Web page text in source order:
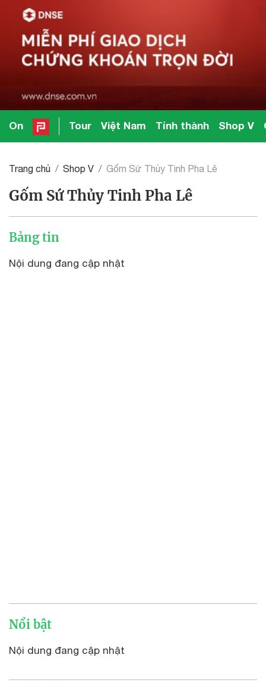
On Tour Việt Nam Tỉnh thành Shop V
Trang chủ Shop V Gốm Sứ Thủy Tinh Pha Lê
Gốm Sứ Thủy Tinh Pha Lê
Bảng tin
Nội dung đang cập nhật
Nổi bật
Nội dung đang cập nhật